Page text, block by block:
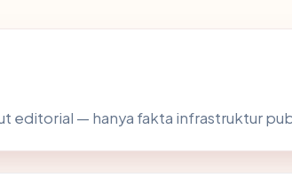
editorial — hanya fakta infrastruktur